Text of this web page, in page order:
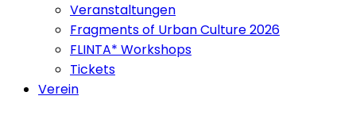
Veranstaltungen
Fragments of Urban Culture 2026
FLINTA* Workshops
Tickets
Verein